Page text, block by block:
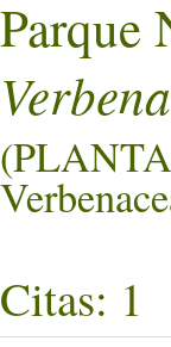
Parque
Citas: 1